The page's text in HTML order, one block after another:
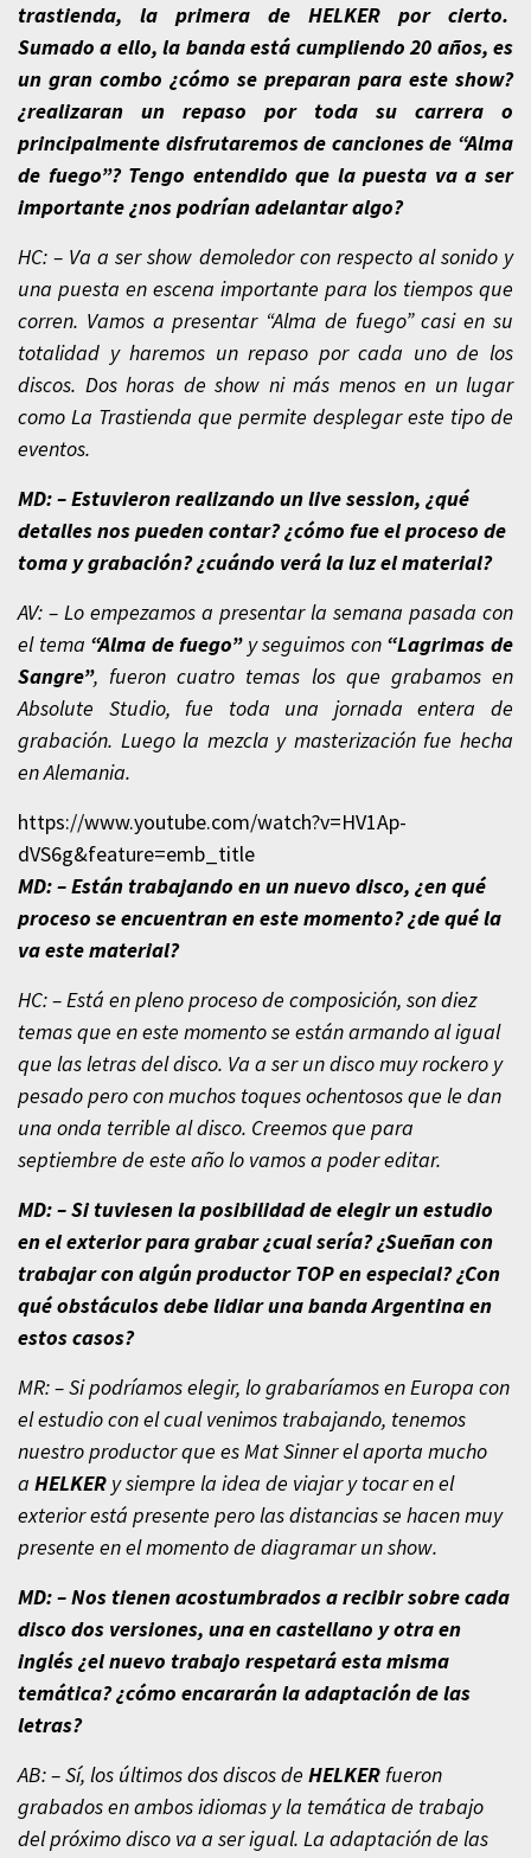
trastienda, la primera de HELKER por cierto.
Sumado a ello, la banda está cumpliendo 20 años, es
un gran combo ¿cómo se preparan para este show?
¿realizaran un repaso por toda su carrera o
principalmente disfrutaremos de canciones de “Alma
de fuego”? Tengo entendido que la puesta va a ser
importante ¿nos podrían adelantar algo?
HC: – Va a ser show demoledor con respecto al sonido y
una puesta en escena importante para los tiempos que
corren. Vamos a presentar “Alma de fuego” casi en su
totalidad y haremos un repaso por cada uno de los
discos. Dos horas de show ni más menos en un lugar
como La Trastienda que permite desplegar este tipo de
eventos.
MD: – Estuvieron realizando un live session, ¿qué
detalles nos pueden contar? ¿cómo fue el proceso de
toma y grabación? ¿cuándo verá la luz el material?
AV: – Lo empezamos a presentar la semana pasada con
el tema “Alma de fuego”y seguimos con “Lagrimas de
Sangre”, fueron cuatro temas los que grabamos en
Absolute Studio, fue toda una jornada entera de
grabación. Luego la mezcla y masterización fue hecha
en Alemania.
https://www.youtube.com/watch?v=HV1Ap-
dVS6g&feature=emb_title
MD: – Están trabajando en un nuevo disco, ¿en qué
proceso se encuentran en este momento? ¿de qué la
va este material?
HC: – Está en pleno proceso de composición, son diez
temas que en este momento se están armando al igual
que las letras del disco. Va a ser un disco muy rockero y
pesado pero con muchos toques ochentosos que le dan
una onda terrible al disco. Creemos que para
septiembre de este año lo vamos a poder editar.
MD: – Si tuviesen la posibilidad de elegir un estudio
en el exterior para grabar ¿cual sería? ¿Sueñan con
trabajar con algún productor TOP en especial? ¿Con
qué obstáculos debe lidiar una banda Argentina en
estos casos?
MR: – Si podríamos elegir, lo grabaríamos en Europa con
el estudio con el cual venimos trabajando, tenemos
nuestro productor que es Mat Sinner el aporta mucho
a HELKER y siempre la idea de viajar y tocar en el
exterior está presente pero las distancias se hacen muy
presente en el momento de diagramar un show.
MD: – Nos tienen acostumbrados a recibir sobre cada
disco dos versiones, una en castellano y otra en
inglés ¿el nuevo trabajo respetará esta misma
temática? ¿cómo encararán la adaptación de las
letras?
AB: – Sí, los últimos dos discos de HELKERfueron
grabados en ambos idiomas y la temática de trabajo
del próximo disco va a ser igual. La adaptación de las